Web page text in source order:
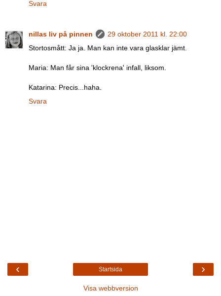
Svara
nillas liv på pinnen
29 oktober 2011 kl. 22:00
Stortosmått: Ja ja. Man kan inte vara glasklar jämt.
Maria: Man får sina 'klockrena' infall, liksom.
Katarina: Precis...haha.
Svara
‹ ›
Startsida
Visa webbversion